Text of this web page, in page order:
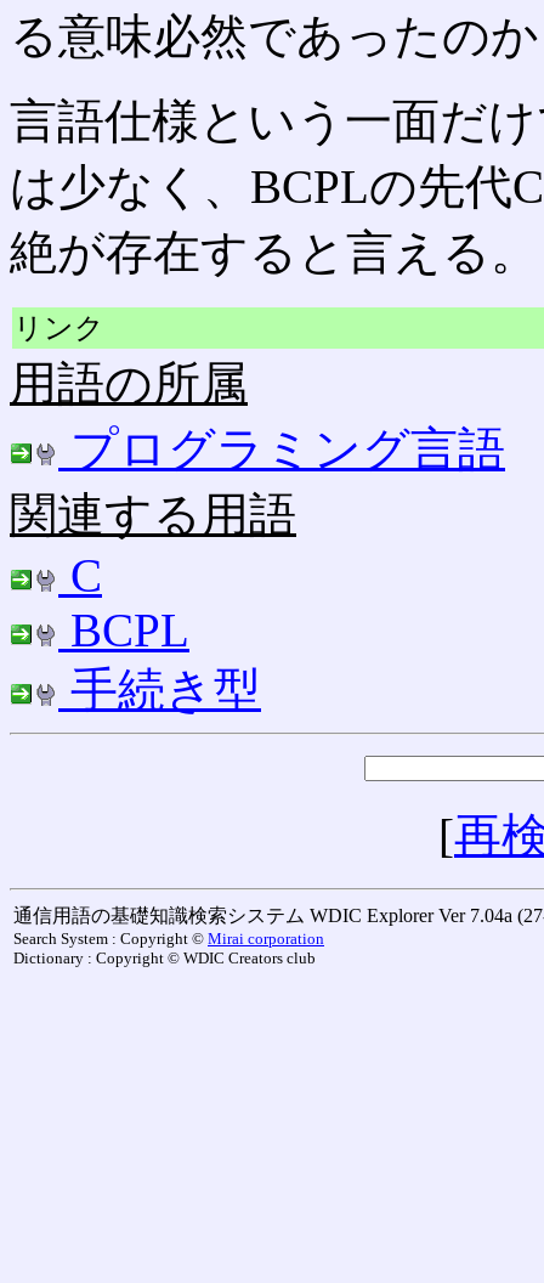
る意味必然であったの
言語仕様という一面だ
は少なく、BCPLの先代
絶が存在すると言える。
リンク
用語の所属
プログラミング言語
関連する用語
C
BCPL
手続き型
[再
通信用語の基礎知識検索システム WDIC Explorer Ver 7.04a
Search System : Copyright © Mirai corporation
Dictionary : Copyright © WDIC Creators club